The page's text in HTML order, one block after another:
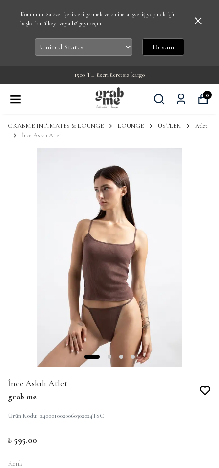
Konumunuza özel içerikleri görmek ve online alışveriş yapmak için
başka bir ülkeyi veya bölgeyi seçin.
Devam
Grab Me üyelerine ilk alışverişte %10 indirim
0
GRABME INTIMATES & LOUNGE LOUNGE ÜSTLER
Atlet
İnce Askılı Atlet
İnce Askılı Atlet
grab me
Ürün Kodu: 2400010020060302024TSC
₺ 595.00
Renk